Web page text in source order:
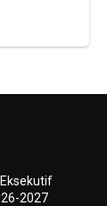
2027